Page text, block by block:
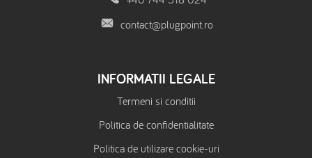
contact@plugpoint.ro
INFORMATII LEGALE
Termeni si conditii
Politica de confidentialitate
Politica de utilizare cookie-uri